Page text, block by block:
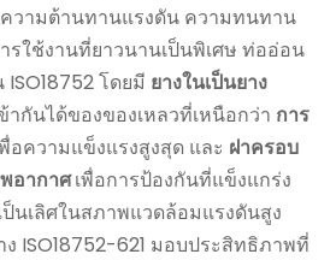
ความต้านทานแรงดัน ความทนทาน
ใช้งานที่ยาวนานเป็นพิเศษ ท่ออ่อน
โดยมี ยางในเป็นยาง
ากันได้ของของเหลวที่เหนือกว่า การ
อความแข็งแรงสูงสุด และ ฝาครอบ
อากาศเพื่อการป้องกันที่แข็งแกร่ง
นเลิศในสภาพแวดล้อมแรงดันสูง
ISO18752-621 มอบประสิทธิภาพที่